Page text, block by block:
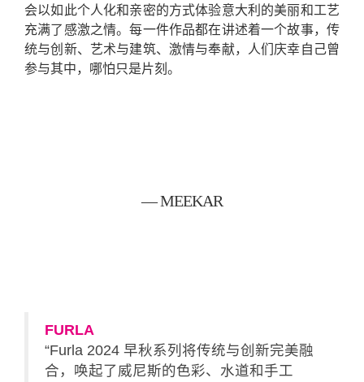
会以如此个人化和亲密的方式体验意大利的美丽和工艺
充满了感激之情。每一件作品都在讲述着一个故事，传
统与创新、艺术与建筑、激情与奉献，人们庆幸自己曾
参与其中，哪怕只是片刻。
— MEEKAR
FURLA
“Furla 2024 早秋系列将传统与创新完美融
合，唤起了威尼斯的色彩、水道和手工